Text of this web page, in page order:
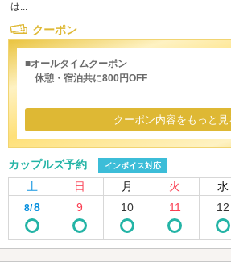
は...
クーポン
■オールタイムクーポン
休憩・宿泊共に800円OFF
クーポン内容をもっと見
カップルズ予約 インボイス対応
土 日 月 火 水
8/8 9 10 11 12